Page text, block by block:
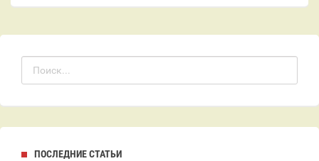
ПОСЛЕДНИЕ СТАТЬИ